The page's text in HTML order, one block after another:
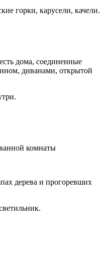
горки, карусели, качели.
дома, соединенные
диванами, открытой
комнаты
дерева и прогоревших